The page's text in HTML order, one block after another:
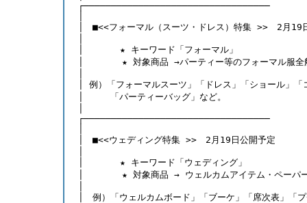
┌──────────────────────────────────
│　■<<フォーマル（スーツ・ドレス）特集 >>　2月19
│　     ★ キーワード「フォーマル」
│       ★ 対象商品 →パーティー等のフォーマル服全
│ 例）「フォーマルスーツ」「ドレス」「ショール」「
│　　　「パーティーバッグ」など。
┌──────────────────────────────────
│　■<<ウェディング特集 >>　2月19日公開予定
│　     ★ キーワード「ウェディング」
│       ★ 対象商品 → ウェルカムアイテム・ペーパー
│　例）「ウェルカムボード」「ブーケ」「席次表」「